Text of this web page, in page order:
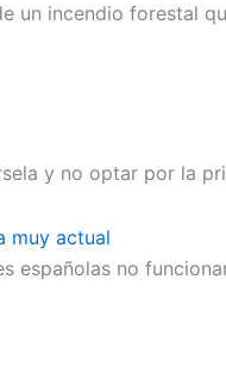
un incendio forestal
y no optar por la
muy actual
españolas no